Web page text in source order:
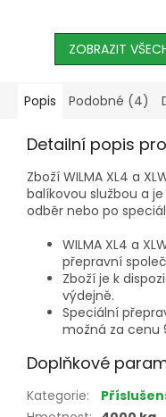
ZOBRAZIT
Popis Podobné (4)
Detailní popis
Zboží WILMA XL4 a
balíkovou službou a
odběr nebo po
WILMA XL4 a
přepravní
Zboží je k
výdejně.
Speciální
možná za cenu
Doplňkové
Kategorie: